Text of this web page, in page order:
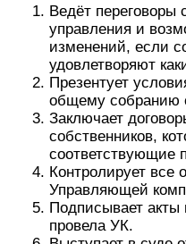
Ведёт переговоры
управления и
изменений, если
удовлетворяют
Презентует
общему собранию
Заключает
собственников,
соответствующие
Контролирует все
Управляющей
Подписывает акты
провела УК.